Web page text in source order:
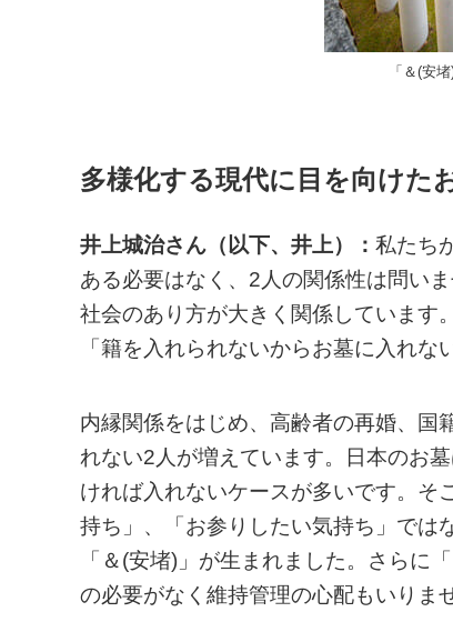
「＆(安
多様化する現代に目を向けた
井上城治さん（以下、井上）： 私たち
ある必要はなく、2人の関係性は問い
社会のあり方が大きく関係しています
「籍を入れられないからお墓に入れな
内縁関係をはじめ、高齢者の再婚、国
れない2人が増えています。日本のお
ければ入れないケースが多いです。そ
持ち」、「お参りしたい気持ち」では
「＆(安堵)」が生まれました。さらに
の必要がなく維持管理の心配もいりま